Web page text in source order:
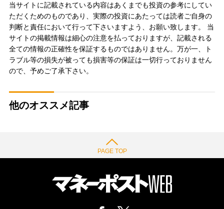
当サイトに記載されている内容はあくまでも投資の参考にしてい
ただくためのものであり、実際の投資にあたっては読者ご自身の
判断と責任において行って下さいますよう、お願い致します。 当
サイトの掲載情報は細心の注意を払っておりますが、記載される
全ての情報の正確性を保証するものではありません。万が一、ト
ラブル等の損失が被っても損害等の保証は一切行っておりません
ので、予めご了承下さい。
他のオススメ記事
PAGE TOP